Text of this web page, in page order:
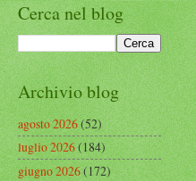
Cerca nel blog
Archivio blog
agosto 2026(52)
luglio 2026(184)
giugno 2026(172)